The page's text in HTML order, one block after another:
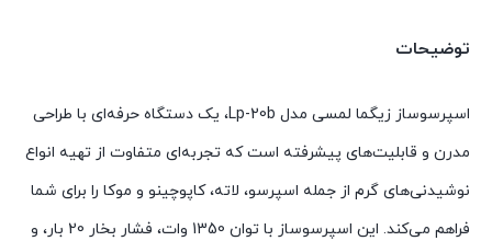
توضیحات
اسپرسوساز زیگما لمسی مدل Lp-20b، یک دستگاه حرفه‌ای با طراحی
مدرن و قابلیت‌های پیشرفته است که تجربه‌ای متفاوت از تهیه انواع
نوشیدنی‌های گرم از جمله اسپرسو، لاته، کاپوچینو و موکا را برای شما
فراهم می‌کند. این اسپرسوساز با توان 1350 وات، فشار بخار 20 بار، و